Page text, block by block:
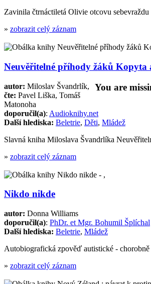
Zavinila čtrnáctiletá Olivie otcovu
» zobrazit celý záznam
Neuvěřitelné příhody žáků Kopyta
You are
autor: Miloslav Švandrlík,
čte: Pavel Liška, Tomáš
Matonoha
doporučil(a): Audioknihy.net
Další hlediska: Beletrie, Děti, Mládež
Slavná kniha Miloslava Švandrlíka
» zobrazit celý záznam
Nikdo nikde
autor: Donna Williams
doporučil(a): PhDr. et Mgr. Bohumil Šplíchal
Další hlediska: Beletrie, Mládež
Autobiografická zpověď autistické -
» zobrazit celý záznam